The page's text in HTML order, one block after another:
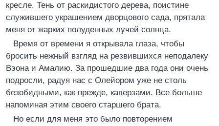
кресле. Тень от раскидистого дерева, поистине
служившего украшением дворцового сада, прятала
меня от жарких полуденных лучей солнца.
Время от времени я открывала глаза, чтобы
бросить нежный взгляд на резвившихся неподалеку
Вэона и Амалию. За прошедшие два года они очень
подросли, радуя нас с Олейором уже не столь
безобидными, как прежде, каверзами. Все больше
напоминая этим своего старшего брата.
Но если для меня это было повторением